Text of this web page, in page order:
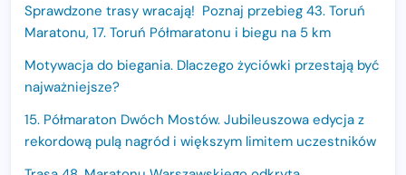
Sprawdzone trasy wracają! Poznaj przebieg 43. Toruń
Maratonu, 17. Toruń Półmaratonu i biegu na 5 km
Motywacja do biegania. Dlaczego życiówki przestają być
najważniejsze?
15. Półmaraton Dwóch Mostów. Jubileuszowa edycja z
rekordową pulą nagród i większym limitem uczestników